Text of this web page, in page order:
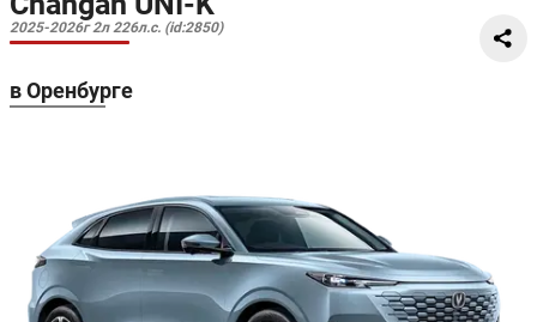
2025-2026г 2л 226л.с. (id:2850)
в Оренбурге